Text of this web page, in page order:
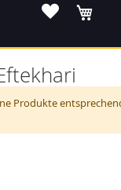
Produkte